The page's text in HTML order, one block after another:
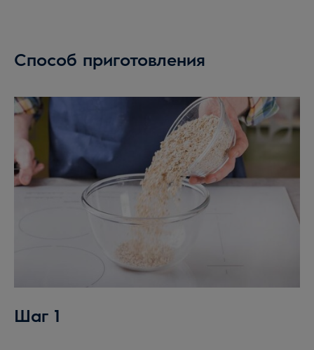
Способ приготовления
Шаг 1